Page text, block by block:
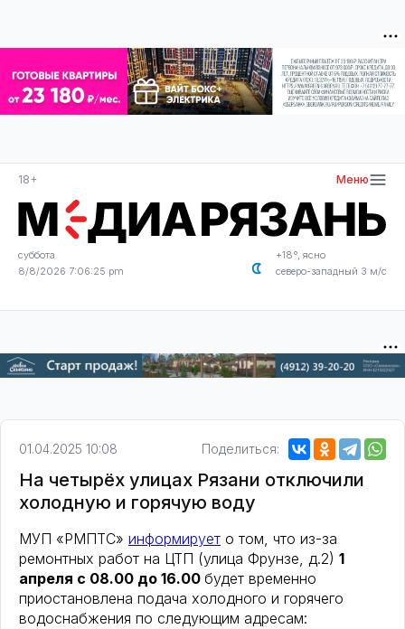
18+ Меню
суббота
8/8/2026 7:06:26 pm
+18°, ясно
северо-западный 3 м/с
01.04.2025 10:08 Поделиться:
На четырёх улицах Рязани отключили
холодную и горячую воду
МУП «РМПТС» информирует о том, что из-за
ремонтных работ на ЦТП (улица Фрунзе, д.2) 1
апреля с 08.00 до 16.00 будет временно
приостановлена подача холодного и горячего
водоснабжения по следующим адресам: